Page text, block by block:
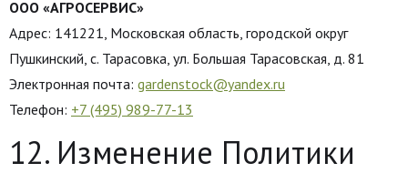
ООО «АГРОСЕРВИС»
Адрес: 141221, Московская область, городской округ
Пушкинский, с. Тарасовка, ул. Большая Тарасовская, д. 81
Электронная почта: gardenstock@yandex.ru
Телефон: +7 (495) 989-77-13
12. Изменение Политики